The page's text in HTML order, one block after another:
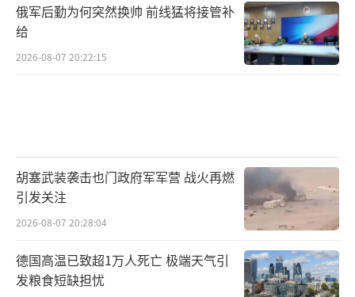
俄军后勤为何突然换帅 前线猛将接管补
给
2026-08-07 20:22:15
胡塞武装袭击也门政府军军营 战火再燃
引发关注
2026-08-07 20:28:04
德国高温已致超1万人死亡 极端天气引
发粮食短缺担忧